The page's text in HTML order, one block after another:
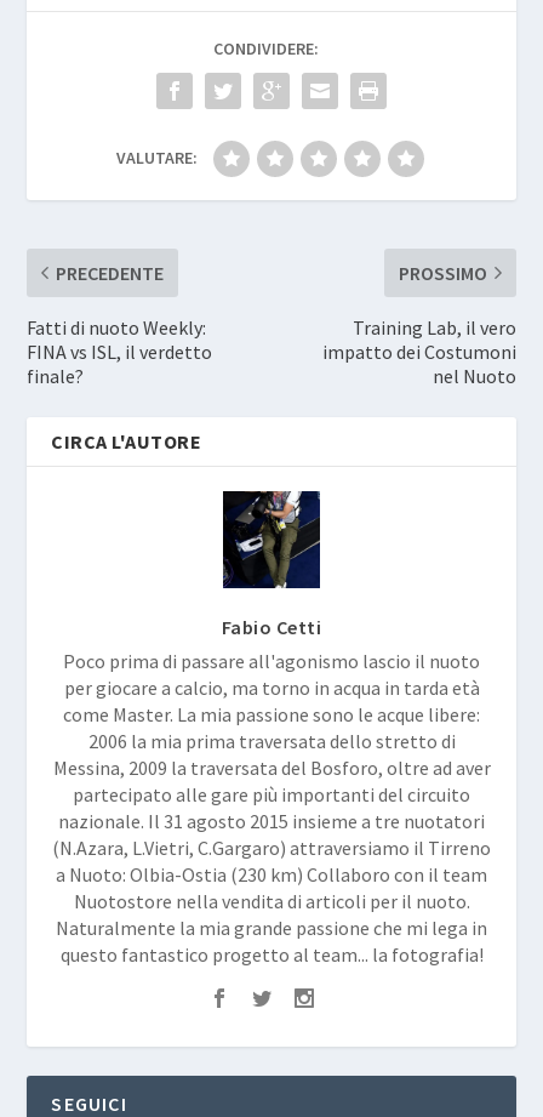
CONDIVIDERE:
VALUTARE:
PRECEDENTE
Fatti di nuoto Weekly:
FINA vs ISL, il verdetto
finale?
PROSSIMO
Training Lab, il vero
impatto dei Costumoni
nel Nuoto
CIRCA L'AUTORE
Fabio Cetti
Poco prima di passare all'agonismo lascio il nuoto
per giocare a calcio, ma torno in acqua in tarda età
come Master. La mia passione sono le acque libere:
2006 la mia prima traversata dello stretto di
Messina, 2009 la traversata del Bosforo, oltre ad aver
partecipato alle gare più importanti del circuito
nazionale. Il 31 agosto 2015 insieme a tre nuotatori
(N.Azara, L.Vietri, C.Gargaro) attraversiamo il Tirreno
a Nuoto: Olbia-Ostia (230 km) Collaboro con il team
Nuotostore nella vendita di articoli per il nuoto.
Naturalmente la mia grande passione che mi lega in
questo fantastico progetto al team... la fotografia!
SEGUICI